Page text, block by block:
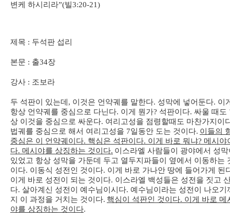
변케 하시리라”(빌3:20-21)
제목 : 두석판 섭리
본문 : 출34장
강사 : 조보라
두 석판이 있는데, 이것은 언약궤를 말한다. 성막에 넣어둔다. 이
항상 언약궤를 중심으로 다닌다. 이게 뭔가? 석판이다. 싸울 때도
상 이것을 중심으로 싸운다. 여리고성을 점령할때도 마찬가지이
법궤를 중심으로 해서 여리고성을 7일동안 도는 것이다. 이들의
중심은 이 언약궤이다. 핵심은 석판이다. 이게 바로 뭐냐? 메시야
다. 메시야를 상징하는 것이다. 이스라엘 사람들이 광야에서 성막
있었고 항상 성막을 가둔데 두고 열두지파들이 옆에서 이동하는
이다. 이동식 성전인 것이다. 이게 바로 가나안 땅에 들어가게 된
이게 바로 성전이 되는 것이다. 이스라엘 백성들은 성전을 짓고
다. 살아계신 성전이 예수님이시다. 예수님이라는 성전이 나오기
지 이 과정을 거치는 것이다. 핵심이 석판인 것이다. 이게 바로 메
야를 상징하는 것이다.